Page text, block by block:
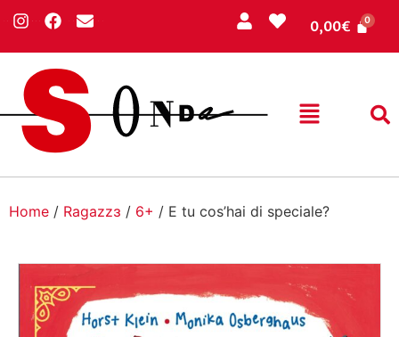
0,00€
Home / Ragazzɜ / 6+ / E tu cos’hai di speciale?